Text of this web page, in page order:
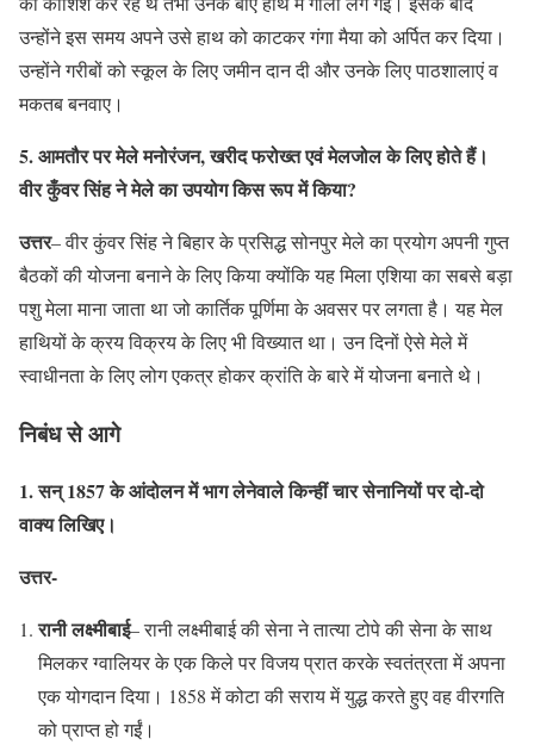
उन्होंने इस समय अपने उसे हाथ को काटकर गंगा मैया को अर्पित कर दिया।
उन्होंने गरीबों को स्कूल के लिए जमीन दान दी और उनके लिए पाठशालाएं व
मकतब बनवाए।
5. आमतौर पर मेले मनोरंजन, खरीद फरोख्त एवं मेलजोल के लिए होते हैं।
वीर कुँवर सिंह ने मेले का उपयोग किस रूप में किया?
उत्तर– वीर कुंवर सिंह ने बिहार के प्रसिद्ध सोनपुर मेले का प्रयोग अपनी गुप्त
बैठकों की योजना बनाने के लिए किया क्योंकि यह मिला एशिया का सबसे बड़ा
पशु मेला माना जाता था जो कार्तिक पूर्णिमा के अवसर पर लगता है। यह मेल
हाथियों के क्रय विक्रय के लिए भी विख्यात था। उन दिनों ऐसे मेले में
स्वाधीनता के लिए लोग एकत्र होकर क्रांति के बारे में योजना बनाते थे।
निबंध से आगे
1. सन् 1857 के आंदोलन में भाग लेनेवाले किन्हीं चार सेनानियों पर दो-दो
वाक्य लिखिए।
उत्तर-
रानी लक्ष्मीबाई– रानी लक्ष्मीबाई की सेना ने तात्या टोपे की सेना के साथ
मिलकर ग्वालियर के एक किले पर विजय प्रात करके स्वतंत्रता में अपना
एक योगदान दिया। 1858 में कोटा की सराय में युद्ध करते हुए वह वीरगति
को प्राप्त हो गईं।